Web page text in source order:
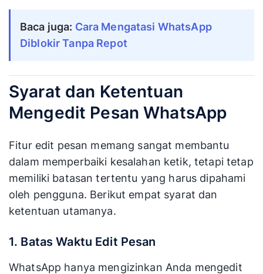
Baca juga: Cara Mengatasi WhatsApp
Diblokir Tanpa Repot
Syarat dan Ketentuan
Mengedit Pesan WhatsApp
Fitur edit pesan memang sangat membantu
dalam memperbaiki kesalahan ketik, tetapi tetap
memiliki batasan tertentu yang harus dipahami
oleh pengguna. Berikut empat syarat dan
ketentuan utamanya.
1. Batas Waktu Edit Pesan
WhatsApp hanya mengizinkan Anda mengedit